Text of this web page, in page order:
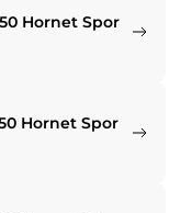
Hornet Spor
Hornet Spor